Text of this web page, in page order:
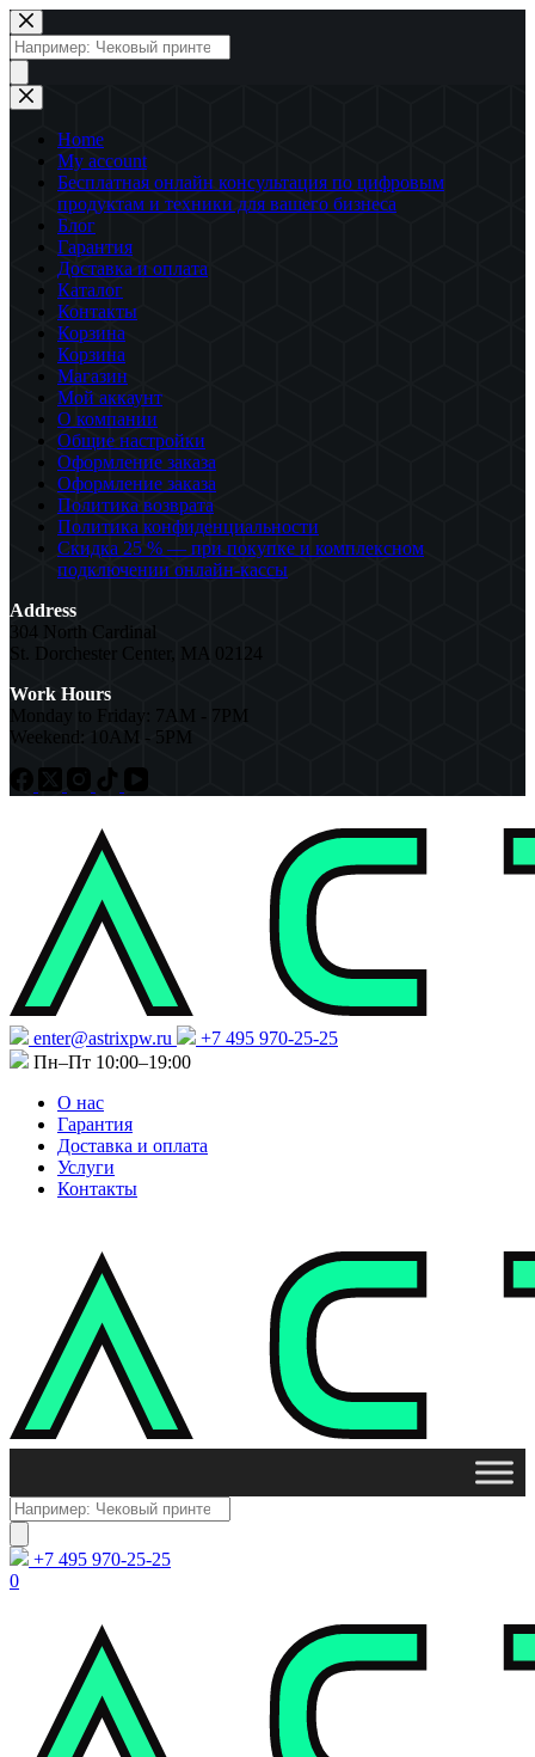
Перейти
к
сути
Поиск
товаров
Home
My account
Бесплатная онлайн консультация по цифровым
продуктам и техники для вашего бизнеса
Блог
Гарантия
Доставка и оплата
Каталог
Контакты
Корзина
Корзина
Магазин
Мой аккаунт
О компании
Общие настройки
Оформление заказа
Оформление заказа
Политика возврата
Политика конфиденциальности
Скидка 25 % — при покупке и комплексном
подключении онлайн-кассы
Address
304 North Cardinal
St. Dorchester Center, MA 02124
Work Hours
Monday to Friday: 7AM - 7PM
Weekend: 10AM - 5PM
enter@astrixpw.ru
+7 495 970-25-25
Пн–Пт 10:00–19:00
О нас
Гарантия
Доставка и оплата
Услуги
Контакты
Поиск
товаров
+7 495 970-25-25
0